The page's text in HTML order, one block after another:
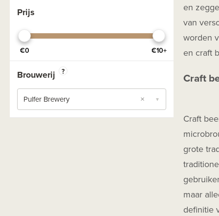
Lactosevrij
Porter
Saison
Seizoensbier
Prijs
€0 €10+
Brouwerij ?
Pulfer Brewery × ▼
en
van
worden
en craft
Craft
Craft
grote
maar
definitie